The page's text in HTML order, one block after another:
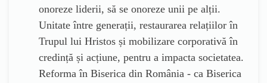
onoreze liderii, să se onoreze unii pe alții.
Unitate între generații, restaurarea relațiilor în
Trupul lui Hristos și mobilizare corporativă în
credință și acțiune, pentru a impacta societatea.
Reforma în Biserica din România - ca Biserica